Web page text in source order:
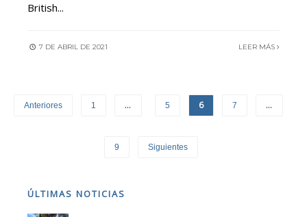
British...
7 DE ABRIL DE 2021 LEER MÁS
Anteriores 1 … 5 6 7 …
9 Siguientes
ÚLTIMAS NOTICIAS